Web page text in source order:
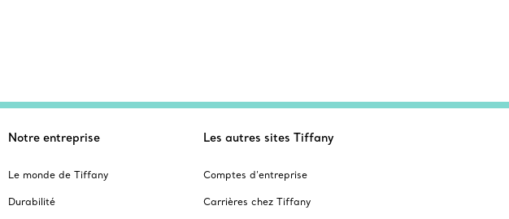
Notre entreprise
Le monde de Tiffany
Durabilité
Les autres sites Tiffany
Comptes d’entreprise
Carrières chez Tiffany